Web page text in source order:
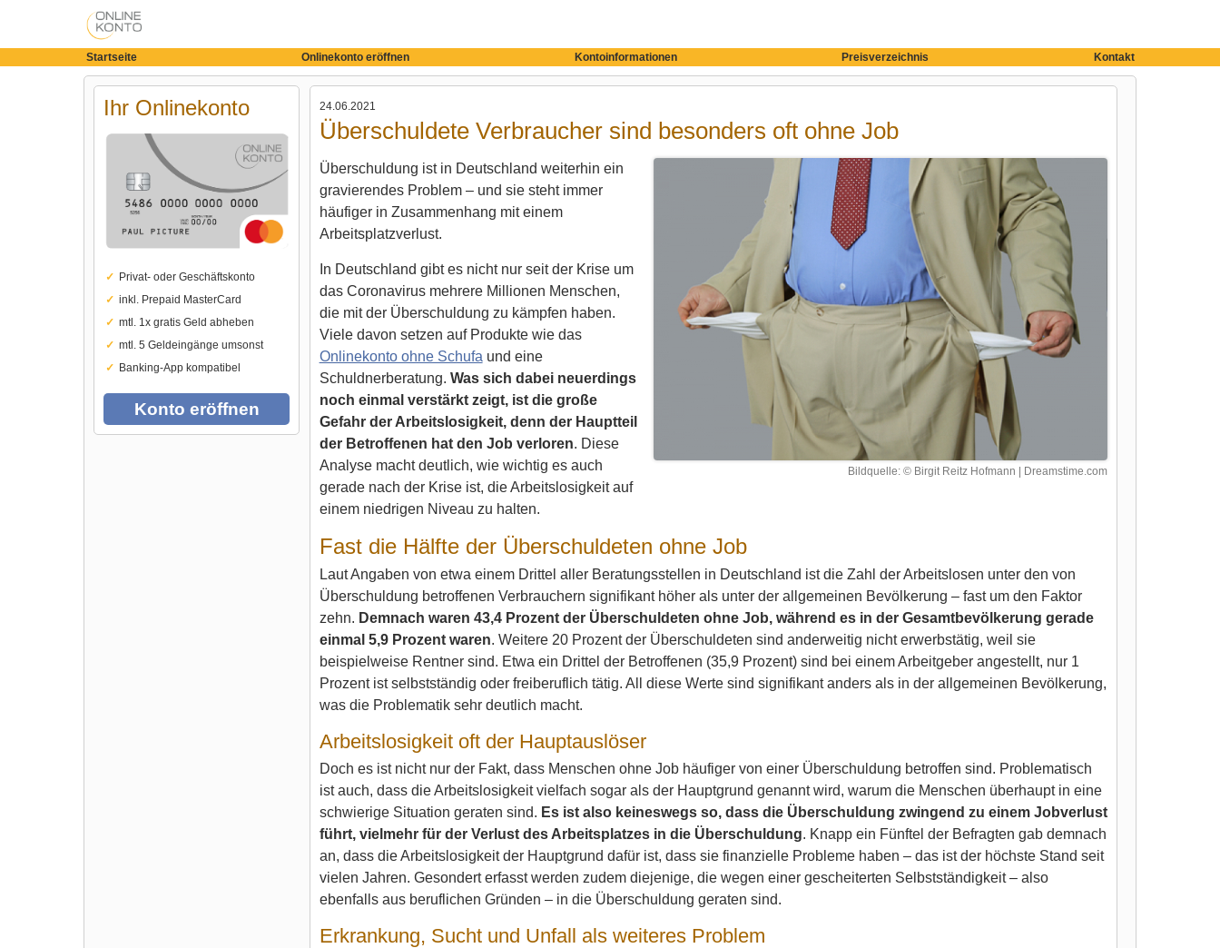
Startseite Onlinekonto eröffnen Kontoinformationen Preisverzeichnis Kontakt
Ihr Onlinekonto
Privat- oder Geschäftskonto
inkl. Prepaid MasterCard
mtl. 1x gratis Geld abheben
mtl. 5 Geldeingänge umsonst
Banking-App kompatibel
Konto eröffnen
24.06.2021
Überschuldete Verbraucher sind besonders oft ohne Job
Bildquelle: © Birgit Reitz Hofmann | Dreamstime.com
Überschuldung ist in Deutschland weiterhin ein
gravierendes Problem – und sie steht immer
häufiger in Zusammenhang mit einem
Arbeitsplatzverlust.
In Deutschland gibt es nicht nur seit der Krise um
das Coronavirus mehrere Millionen Menschen,
die mit der Überschuldung zu kämpfen haben.
Viele davon setzen auf Produkte wie das
Onlinekonto ohne Schufa und eine
Schuldnerberatung. Was sich dabei neuerdings
noch einmal verstärkt zeigt, ist die große
Gefahr der Arbeitslosigkeit, denn der Hauptteil
der Betroffenen hat den Job verloren. Diese
Analyse macht deutlich, wie wichtig es auch
gerade nach der Krise ist, die Arbeitslosigkeit auf
einem niedrigen Niveau zu halten.
Fast die Hälfte der Überschuldeten ohne Job
Laut Angaben von etwa einem Drittel aller Beratungsstellen in Deutschland ist die Zahl der Arbeitslosen unter den von
Überschuldung betroffenen Verbrauchern signifikant höher als unter der allgemeinen Bevölkerung – fast um den Faktor
zehn. Demnach waren 43,4 Prozent der Überschuldeten ohne Job, während es in der Gesamtbevölkerung gerade
einmal 5,9 Prozent waren. Weitere 20 Prozent der Überschuldeten sind anderweitig nicht erwerbstätig, weil sie
beispielweise Rentner sind. Etwa ein Drittel der Betroffenen (35,9 Prozent) sind bei einem Arbeitgeber angestellt, nur 1
Prozent ist selbstständig oder freiberuflich tätig. All diese Werte sind signifikant anders als in der allgemeinen Bevölkerung,
was die Problematik sehr deutlich macht.
Arbeitslosigkeit oft der Hauptauslöser
Doch es ist nicht nur der Fakt, dass Menschen ohne Job häufiger von einer Überschuldung betroffen sind. Problematisch
ist auch, dass die Arbeitslosigkeit vielfach sogar als der Hauptgrund genannt wird, warum die Menschen überhaupt in eine
schwierige Situation geraten sind. Es ist also keineswegs so, dass die Überschuldung zwingend zu einem Jobverlust
führt, vielmehr für der Verlust des Arbeitsplatzes in die Überschuldung. Knapp ein Fünftel der Befragten gab demnach
an, dass die Arbeitslosigkeit der Hauptgrund dafür ist, dass sie finanzielle Probleme haben – das ist der höchste Stand seit
vielen Jahren. Gesondert erfasst werden zudem diejenige, die wegen einer gescheiterten Selbstständigkeit – also
ebenfalls aus beruflichen Gründen – in die Überschuldung geraten sind.
Erkrankung, Sucht und Unfall als weiteres Problem